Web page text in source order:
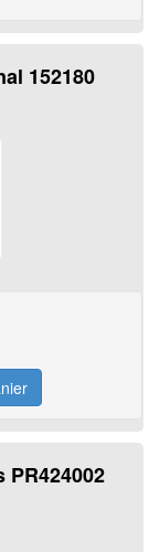
152180
PR424002